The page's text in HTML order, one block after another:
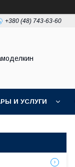
+380 (48) 743-63-60
И УСЛУГИ